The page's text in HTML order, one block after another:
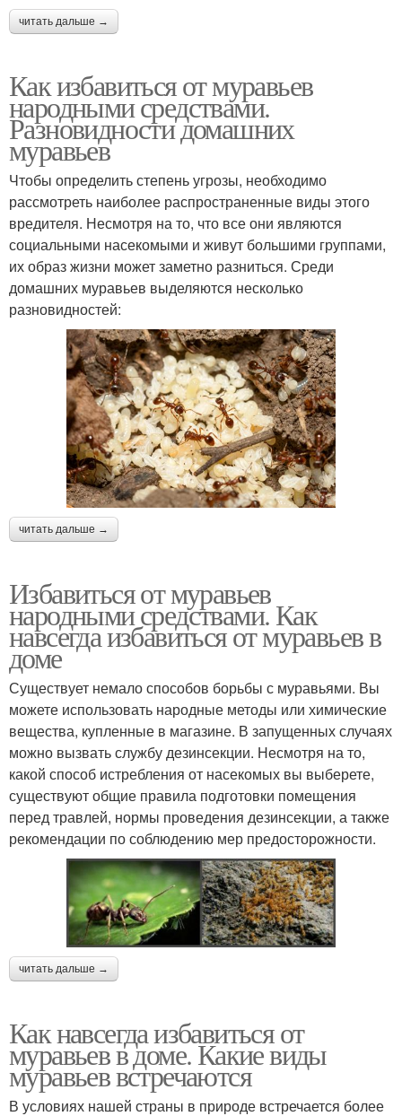
читать дальше →
Как избавиться от муравьев
народными средствами.
Разновидности домашних
муравьев
Чтобы определить степень угрозы, необходимо
рассмотреть наиболее распространенные виды этого
вредителя. Несмотря на то, что все они являются
социальными насекомыми и живут большими группами,
их образ жизни может заметно разниться. Среди
домашних муравьев выделяются несколько
разновидностей:
читать дальше →
Избавиться от муравьев
народными средствами. Как
навсегда избавиться от муравьев в
доме
Существует немало способов борьбы с муравьями. Вы
можете использовать народные методы или химические
вещества, купленные в магазине. В запущенных случаях
можно вызвать службу дезинсекции. Несмотря на то,
какой способ истребления от насекомых вы выберете,
существуют общие правила подготовки помещения
перед травлей, нормы проведения дезинсекции, а также
рекомендации по соблюдению мер предосторожности.
читать дальше →
Как навсегда избавиться от
муравьев в доме. Какие виды
муравьев встречаются
В условиях нашей страны в природе встречается более